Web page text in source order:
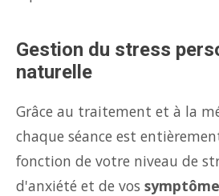
Gestion du stress
naturelle
Grâce au traitement et à la
chaque séance est
fonction de votre niveau de
d'anxiété et de vos